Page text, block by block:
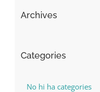
Archives
Categories
No hi ha categories